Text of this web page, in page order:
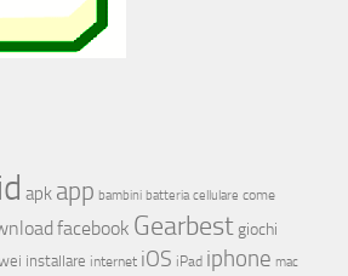
apk app bambini batteria cellulare come
facebook Gearbest giochi
installare internet iOS iPad iphone mac